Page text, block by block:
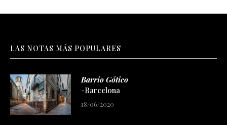
LAS NOTAS MÁS POPULARES
Barrio Gótico
-Barcelona
18/06/2020